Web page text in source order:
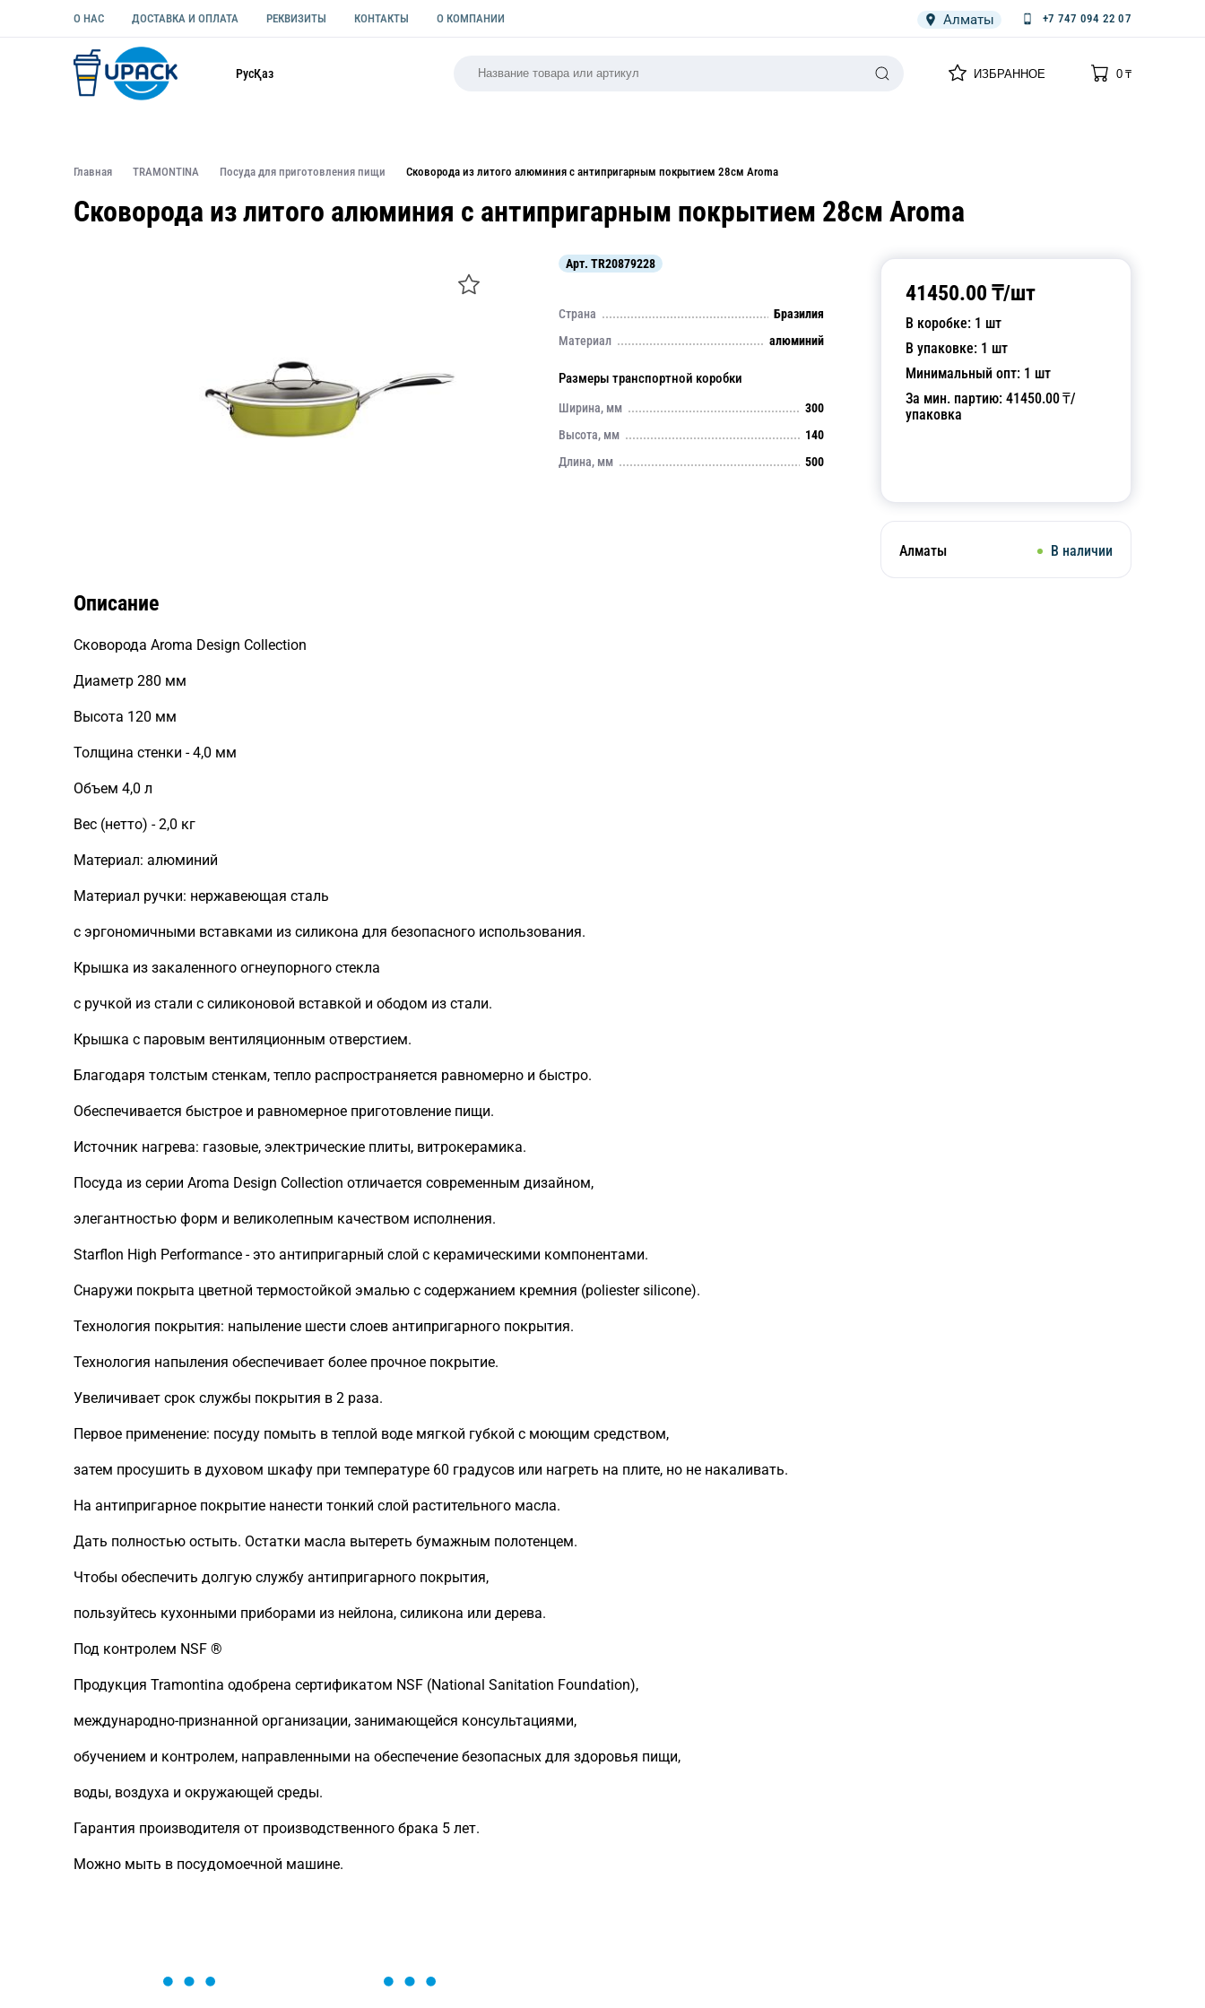
О НАС ДОСТАВКА И ОПЛАТА РЕКВИЗИТЫ КОНТАКТЫ О КОМПАНИИ Алматы +7 747 094 22 07
РусҚаз ИЗБРАННОЕ
0
0₸
Главная TRAMONTINA Посуда для приготовления пищи Сковорода из литого алюминия с антипригарным покрытием 28см Aroma
Сковорода из литого алюминия с антипригарным покрытием 28см Aroma
41450.00 ₸/шт
В коробке: 1 шт
В упаковке: 1 шт
Минимальный опт: 1 шт
За мин. партию: 41450.00₸/
упаковка
Алматы В наличии
Арт. TR20879228
Страна
Бразилия
Материал
алюминий
Размеры транспортной коробки
Ширина, мм
300
Высота, мм
140
Длина, мм
500
Описание
Сковорода Aroma Design Collection
Диаметр 280 мм
Высота 120 мм
Толщина стенки - 4,0 мм
Объем 4,0 л
Вес (нетто) - 2,0 кг
Материал: алюминий
Материал ручки: нержавеющая сталь
с эргономичными вставками из силикона для безопасного использования.
Крышка из закаленного огнеупорного стекла
с ручкой из стали с силиконовой вставкой и ободом из стали.
Крышка с паровым вентиляционным отверстием.
Благодаря толстым стенкам, тепло распространяется равномерно и быстро.
Обеспечивается быстрое и равномерное приготовление пищи.
Источник нагрева: газовые, электрические плиты, витрокерамика.
Посуда из серии Aroma Design Collection отличается современным дизайном,
элегантностью форм и великолепным качеством исполнения.
Starflon High Performance - это антипригарный слой с керамическими компонентами.
Снаружи покрыта цветной термостойкой эмалью с содержанием кремния (poliester silicone).
Технология покрытия: напыление шести слоев антипригарного покрытия.
Технология напыления обеспечивает более прочное покрытие.
Увеличивает срок службы покрытия в 2 раза.
Первое применение: посуду помыть в теплой воде мягкой губкой с моющим средством,
затем просушить в духовом шкафу при температуре 60 градусов или нагреть на плите, но не накаливать.
На антипригарное покрытие нанести тонкий слой растительного масла.
Дать полностью остыть. Остатки масла вытереть бумажным полотенцем.
Чтобы обеспечить долгую службу антипригарного покрытия,
пользуйтесь кухонными приборами из нейлона, силикона или дерева.
Под контролем NSF ®
Продукция Tramontina одобрена сертификатом NSF (National Sanitation Foundation),
международно-признанной организации, занимающейся консультациями,
обучением и контролем, направленными на обеспечение безопасных для здоровья пищи,
воды, воздуха и окружающей среды.
Гарантия производителя от производственного брака 5 лет.
Можно мыть в посудомоечной машине.